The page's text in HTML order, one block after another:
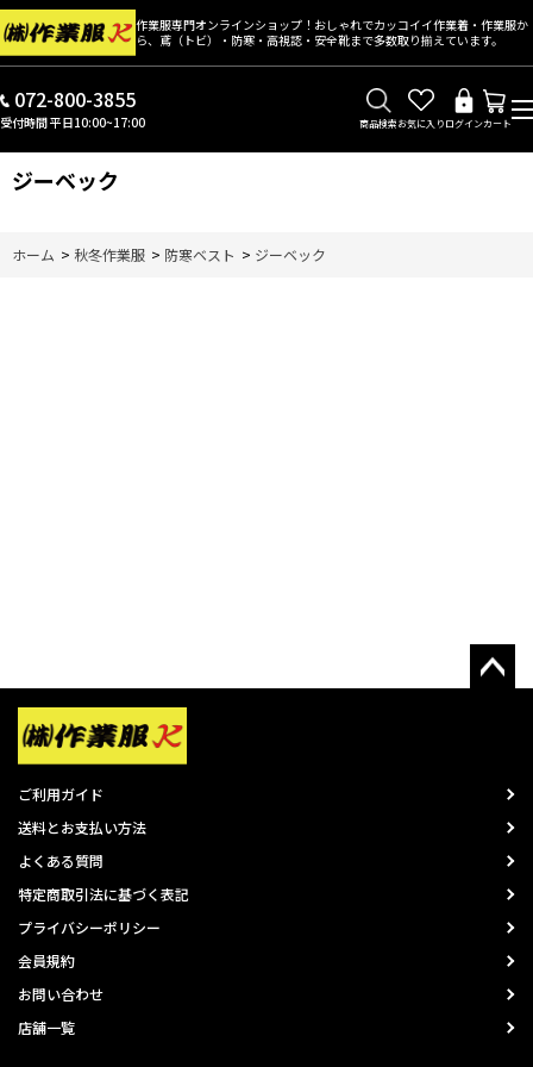
作業服専門オンラインショップ！おしゃれでカッコイイ作業着・作業服か
ら、鳶（トビ）・防寒・高視認・安全靴まで多数取り揃えています。
072-800-3855
受付時間 平日10:00~17:00 商品検索お気に入りログインカート
ジーベック
ホーム > 秋冬作業服 > 防寒ベスト > ジーベック
ご利用ガイド
送料とお支払い方法
よくある質問
特定商取引法に基づく表記
プライバシーポリシー
会員規約
お問い合わせ
店舗一覧